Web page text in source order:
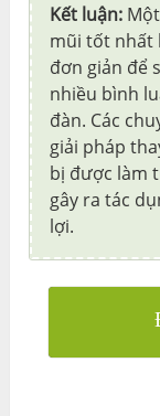
Kết luận:
mũi tốt nhất
đơn giản để
nhiều bình
đàn. Các
giải pháp
bị được làm
gây ra tác
lợi.